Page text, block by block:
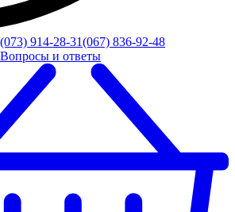
(073) 914-28-31(067) 836-92-48
Вопросы и ответы